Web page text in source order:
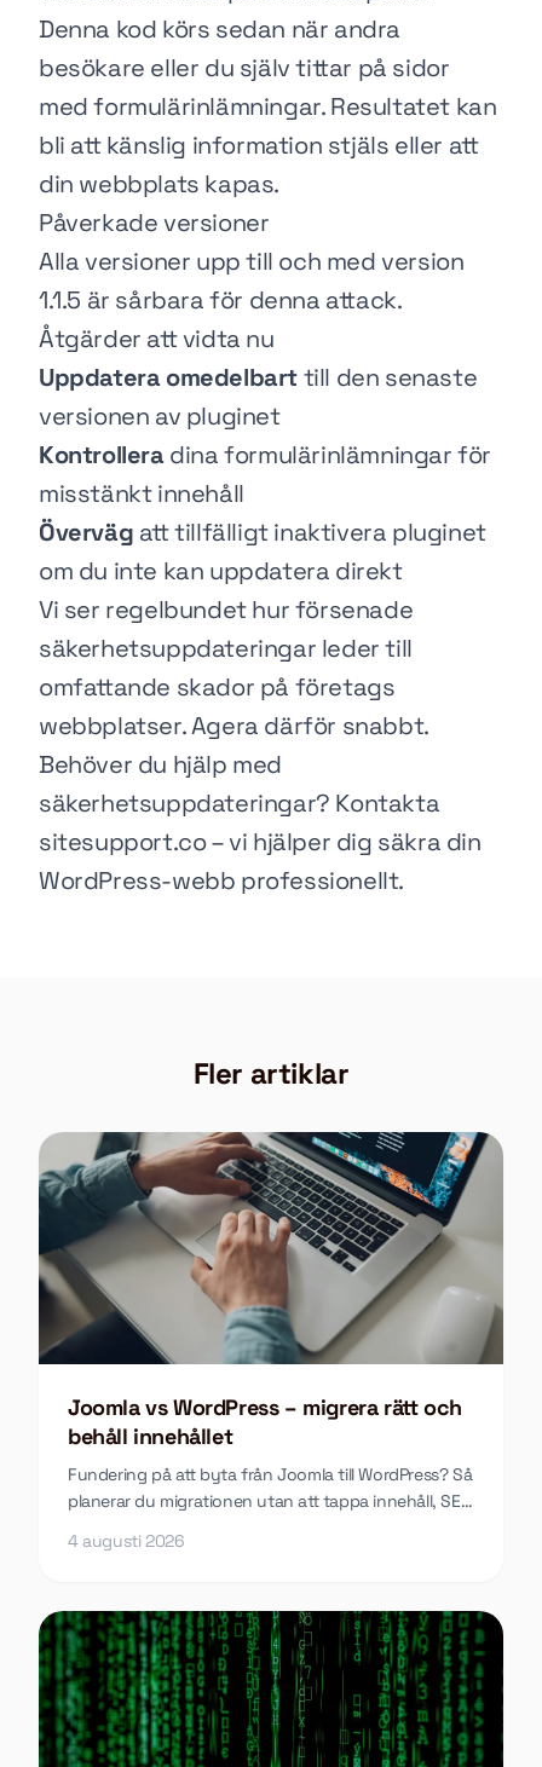
Denna kod körs sedan när andra
besökare eller du själv tittar på sidor
med formulärinlämningar. Resultatet kan
bli att känslig information stjäls eller att
din webbplats kapas.
Påverkade versioner
Alla versioner upp till och med version
1.1.5 är sårbara för denna attack.
Åtgärder att vidta nu
Uppdatera omedelbarttill den senaste
versionen av pluginet
Kontrolleradina formulärinlämningar för
misstänkt innehåll
Överväg att tillfälligt inaktivera pluginet
om du inte kan uppdatera direkt
Vi ser regelbundet hur försenade
säkerhetsuppdateringar leder till
omfattande skador på företags
webbplatser. Agera därför snabbt.
Behöver du hjälp med
säkerhetsuppdateringar? Kontakta
sitesupport.co– vi hjälper dig säkra din
WordPress-webb professionellt.
Fler artiklar
Joomla vs WordPress – migrera rätt och
behåll innehållet
Fundering på att byta från Joomla till WordPress? Så
planerar du migrationen utan att tappa innehåll, SEO
4 augusti 2026